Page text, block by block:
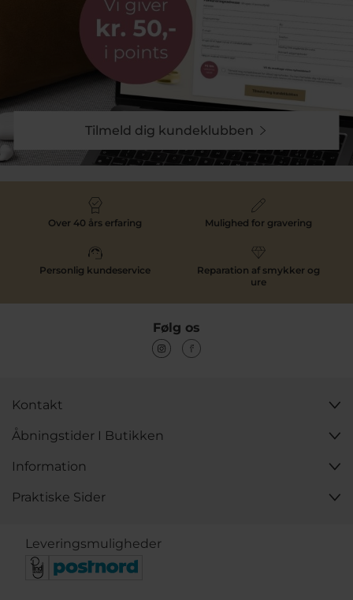
Tilmeld dig kundeklubben
Over 40 års erfaring Mulighed for gravering
Personlig kundeservice
Reparation af smykker og
ure
Følg os
Kontakt
Åbningstider I Butikken
Information
Praktiske Sider
Leveringsmuligheder